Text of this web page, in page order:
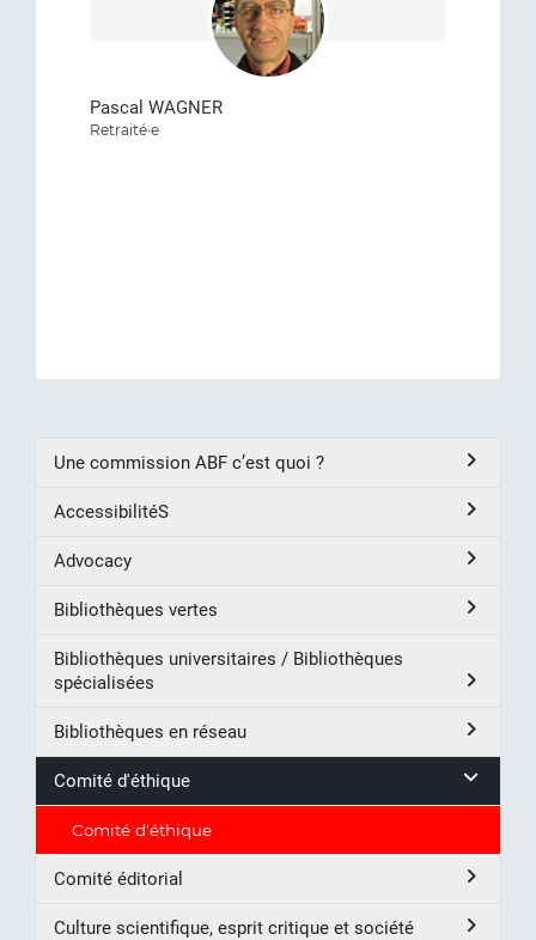
Pascal WAGNER
Retraité·e
Une commission ABF c’est quoi ?
AccessibilitéS
Advocacy
Bibliothèques vertes
Bibliothèques universitaires / Bibliothèques
spécialisées
Bibliothèques en réseau
Comité d'éthique
Comité d'éthique
Comité éditorial
Culture scientifique, esprit critique et société